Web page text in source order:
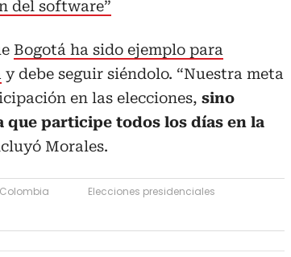
del software”
Bogotá ha sido ejemplo para
y debe seguir siéndolo. “Nuestra meta
en las elecciones, sino
participe todos los días en la
Morales.
Elecciones presidenciales